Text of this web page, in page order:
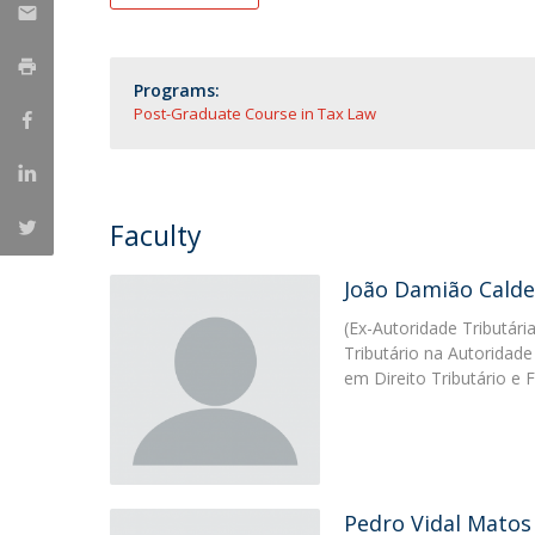
Programs:
Post-Graduate Course in Tax Law
Faculty
João Damião
(Ex-Autoridade
Tributário na
em Direito Tributário e
Pedro Vidal Matos